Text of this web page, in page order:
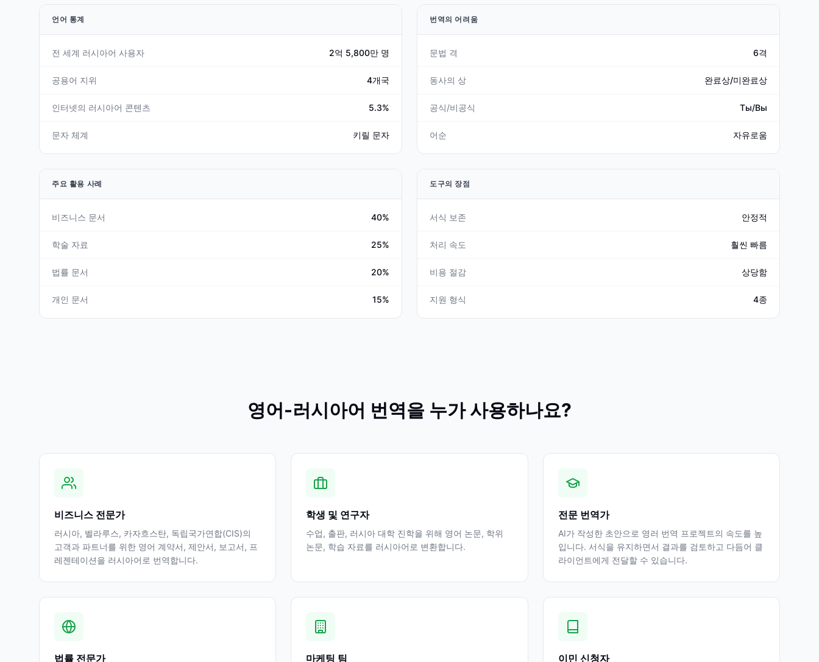
언어 통계
전 세계 러시아어 사용자 2억 5,800만 명
공용어 지위 4개국
인터넷의 러시아어 콘텐츠 5.3%
문자 체계 키릴 문자
번역의 어려움
문법 격 6격
동사의 상 완료상/미완료상
공식/비공식 Ты/Вы
어순 자유로움
주요 활용 사례
비즈니스 문서 40%
학술 자료 25%
법률 문서 20%
개인 문서 15%
도구의 장점
서식 보존 안정적
처리 속도 훨씬 빠름
비용 절감 상당함
지원 형식 4종
영어-러시아어 번역을 누가 사용하나요?
비즈니스 전문가
러시아, 벨라루스, 카자흐스탄, 독립국가연합(CIS)의
고객과 파트너를 위한 영어 계약서, 제안서, 보고서, 프
레젠테이션을 러시아어로 번역합니다.
학생 및 연구자
수업, 출판, 러시아 대학 진학을 위해 영어 논문, 학위
논문, 학습 자료를 러시아어로 변환합니다.
전문 번역가
AI가 작성한 초안으로 영러 번역 프로젝트의 속도를 높
입니다. 서식을 유지하면서 결과를 검토하고 다듬어 클
라이언트에게 전달할 수 있습니다.
법률 전문가 마케팅 팀 이민 신청자